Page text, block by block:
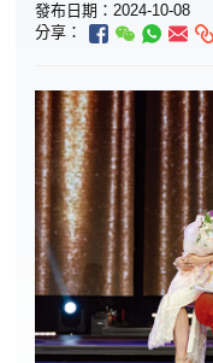
發布日期：2024-10-08
分享：